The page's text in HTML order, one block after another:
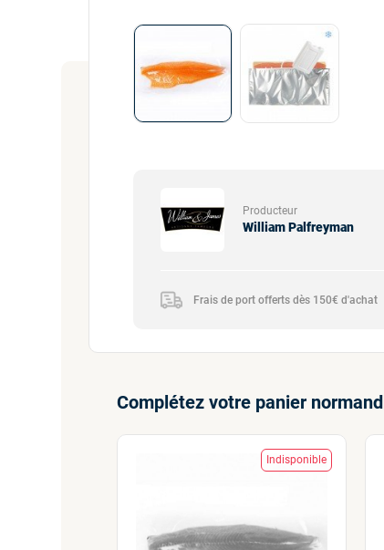
Producteur
William Palfreyman
Frais de port offerts dès 150€ d'achat
Complétez votre panier normand
Indisponible